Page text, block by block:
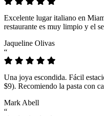
Excelente lugar italiano en
restaurante es muy limpio y el
Jaqueline Olivas
“
Una joya escondida. Fácil
$9). Recomiendo la pasta con
Mark Abell
“